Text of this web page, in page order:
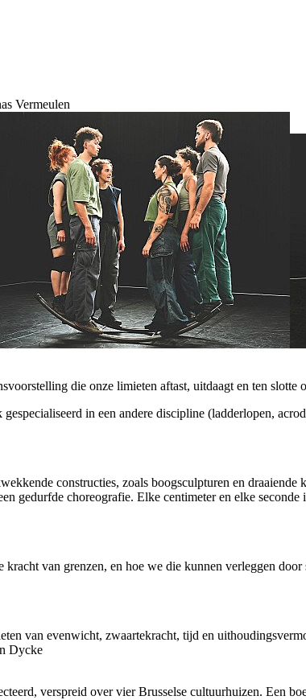
Vermeulen
die onze limieten aftast, uitdaagt en ten slotte
in een andere discipline (ladderlopen,
constructies, zoals boogsculpturen en
gedurfde choreografie. Elke centimeter en elke
van grenzen, en hoe we die kunnen verleggen
van evenwicht, zwaartekracht, tijd en
Dycke
verspreid over vier Brusselse cultuurhuizen. Een